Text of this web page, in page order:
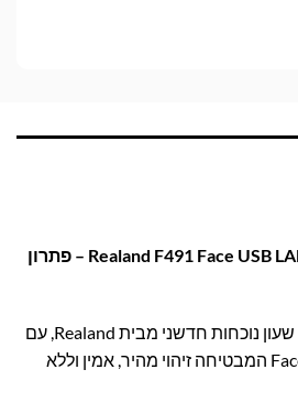
שעון נוכחות Realand F491 Face USB LAN 2.8" LCD – פתרון
שעון נוכחות חדשני מבית Realand, עם
טכנולוגיית Face Recognition המבטיחה זיהוי מהיר, אמין וללא